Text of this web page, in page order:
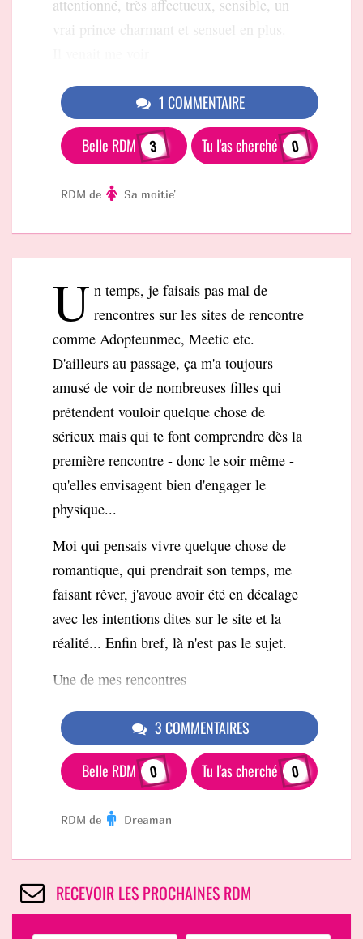
attentionné, très affectueux, sensible, un
vrai prince charmant et sensuel en plus.
1 COMMENTAIRE
Belle RDM 3 Tu l'as cherché 0
RDM de Sa moitie'
U n temps, je faisais pas mal de
rencontres sur les sites de rencontre
comme Adopteunmec, Meetic etc.
D'ailleurs au passage, ça m'a toujours
amusé de voir de nombreuses filles qui
prétendent vouloir quelque chose de
sérieux mais qui te font comprendre dès la
première rencontre - donc le soir même -
qu'elles envisagent bien d'engager le
physique...
Moi qui pensais vivre quelque chose de
romantique, qui prendrait son temps, me
faisant rêver, j'avoue avoir été en décalage
avec les intentions dites sur le site et la
réalité... Enfin bref, là n'est pas le sujet.
Une de mes rencontres
3 COMMENTAIRES
Belle RDM 0 Tu l'as cherché 0
RDM de Dreaman
RECEVOIR LES PROCHAINES RDM